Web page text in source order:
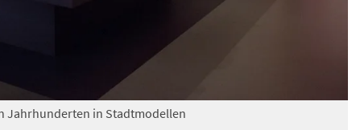
Jahrhunderten in Stadtmodellen